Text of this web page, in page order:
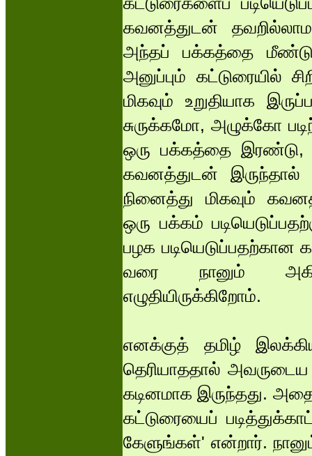
கவனத்துடன்
அந்தப் பக்கத்தை
அனுப்பும் கட்டுரையில்
மிகவும் உறுதியாக
சுருக்கமோ, அழுக்கோ
ஒரு பக்கத்தை இரண்டு,
கவனத்துடன் இருந்தால்
நினைத்து மிகவும்
ஒரு பக்கம்
பழக படியெடுப்பதற்கான
வரை நானும்
எழுதியிருக்கிறோம்.
எனக்குத் தமிழ்
தெரியாததால் அவருடைய
கடினமாக இருந்தது.
கட்டுரையைப்
கேளுங்கள்' என்றார்.